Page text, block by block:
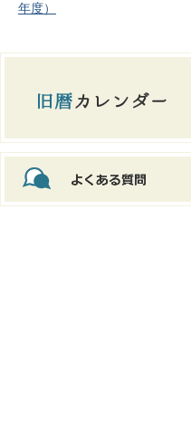
年度）